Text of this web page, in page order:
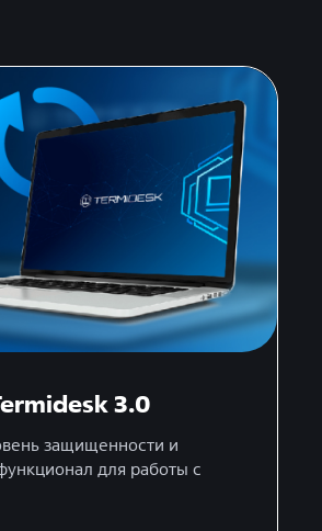
3.0
защищенности и
для работы с